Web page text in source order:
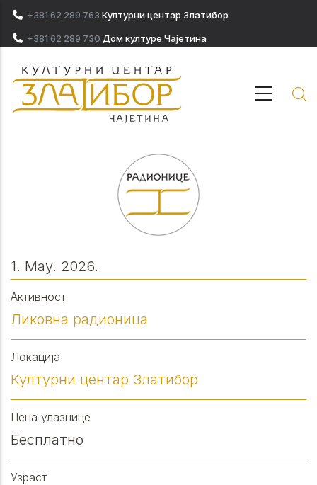
Skip to main content
+381 62 289 763 Културни центар Златибор
+381 62 289 730 Дом културе Чајетина
1. May. 2026.
Активност
Ликовна радионица
Локација
Културни центар Златибор
Цена улазнице
Бесплатно
Узраст